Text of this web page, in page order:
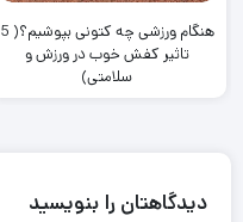
هنگام ورزشی چه کتونی بپوشیم؟( 5
تاثیر کفش خوب در ورزش و
سلامتی)
دیدگاهتان را بنویسید